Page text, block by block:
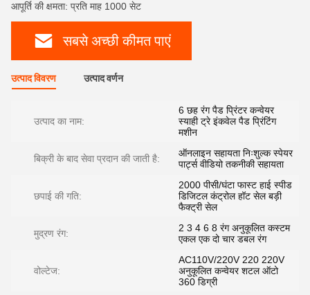
आपूर्ति की क्षमता: प्रति माह 1000 सेट
सबसे अच्छी कीमत पाएं
उत्पाद विवरण उत्पाद वर्णन
उत्पाद का नाम:
6 छह रंग पैड प्रिंटर कन्वेयर
स्याही ट्रे इंकवेल पैड प्रिंटिंग
मशीन
बिक्री के बाद सेवा प्रदान की जाती है:
ऑनलाइन सहायता निःशुल्क स्पेयर
पार्ट्स वीडियो तकनीकी सहायता
छपाई की गति:
2000 पीसी/घंटा फास्ट हाई स्पीड
डिजिटल कंट्रोल हॉट सेल बड़ी
फैक्ट्री सेल
मुद्रण रंग:
2 3 4 6 8 रंग अनुकूलित कस्टम
एकल एक दो चार डबल रंग
वोल्टेज:
AC110V/220V 220 220V
अनुकूलित कन्वेयर शटल ऑटो
360 डिग्री